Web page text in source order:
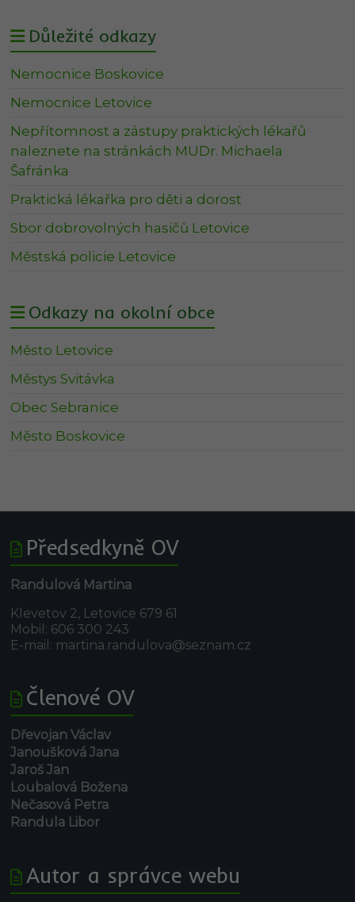
Důležité odkazy
Nemocnice Boskovice
Nemocnice Letovice
Nepřítomnost a zástupy praktických lékařů
naleznete na stránkách MUDr. Michaela
Šafránka
Praktická lékařka pro děti a dorost
Sbor dobrovolných hasičů Letovice
Městská policie Letovice
Odkazy na okolní obce
Město Letovice
Městys Svitávka
Obec Sebranice
Město Boskovice
Předsedkyně OV
Randulová Martina
Klevetov 2, Letovice 679 61
Mobil: 606 300 243
E-mail: martina.randulova@seznam.cz
Členové OV
Dřevojan Václav
Janoušková Jana
Jaroš Jan
Loubalová Božena
Nečasová Petra
Randula Libor
Autor a správce webu